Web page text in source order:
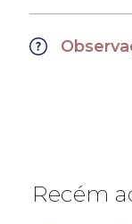
Recém